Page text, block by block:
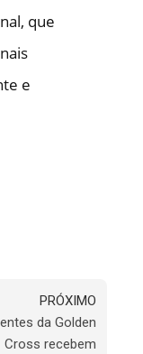
que
e
PRÓXIMO
da Golden
Cross recebem